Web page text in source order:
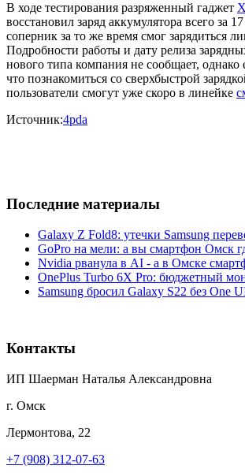
В ходе тестирования разряженный гаджет
восстановил заряд аккумулятора всего за
соперник за то же время смог зарядиться
Подробности работы и дату релиза
нового типа компания не сообщает, однако
что познакомиться со сверхбыстрой
пользователи смогут уже скоро в линейке
Источник:4pda
Последние материалы
Galaxy Z Fold8: утечки Samsung
GoPro на мели: а вы смартфон Омск
Nvidia рванула в AI - а в Омске
OnePlus Turbo 6X Pro: бюджетный
Samsung бросил Galaxy S22 без One
Контакты
ИП Шаерман Наталья Александровна
г. Омск
Лермонтова, 22
+7 (908) 312-07-63